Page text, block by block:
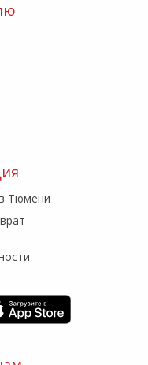
Тюмени